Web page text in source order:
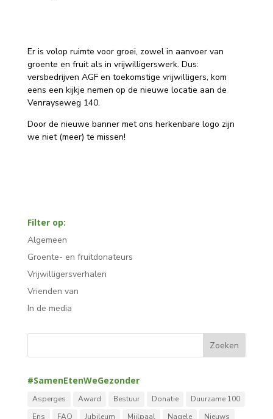
Er is volop ruimte voor groei, zowel in aanvoer van
groente en fruit als in vrijwilligerswerk. Dus:
versbedrijven AGF en toekomstige vrijwilligers, kom
eens een kijkje nemen op de nieuwe locatie aan de
Venrayseweg 140.
Door de nieuwe banner met ons herkenbare logo zijn
we niet (meer) te missen!
Filter op:
Algemeen
Groente- en fruitdonateurs
Vrijwilligersverhalen
Vrienden van
In de media
#SamenEtenWeGezonder
Asperges Award Bestuur Donatie
Duurzame 100
Ens
FAQ Jubileum Mijlpaal Nagele
Nieuws